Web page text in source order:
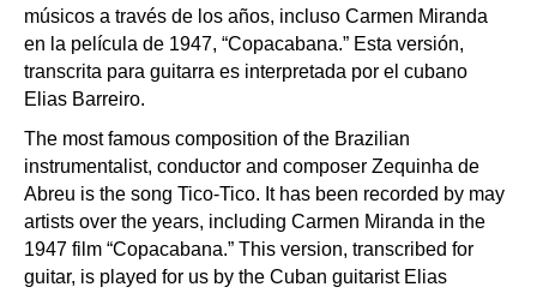
músicos a través de los años, incluso Carmen Miranda
en la película de 1947, “Copacabana.” Esta versión,
transcrita para guitarra es interpretada por el cubano
Elias Barreiro.
The most famous composition of the Brazilian
instrumentalist, conductor and composer Zequinha de
Abreu is the song Tico-Tico. It has been recorded by may
artists over the years, including Carmen Miranda in the
1947 film “Copacabana.” This version, transcribed for
guitar, is played for us by the Cuban guitarist Elias